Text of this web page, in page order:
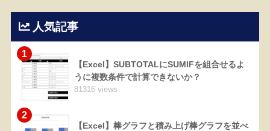
人気記事
1
【Excel】SUBTOTALにSUMIFを組合せるよ
うに複数条件で計算できないか？
81316 views
2
【Excel】棒グラフと積み上げ棒グラフを並べ